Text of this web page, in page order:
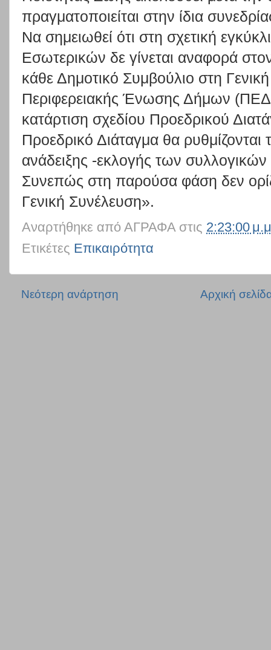
πραγματοποιείται στην ίδια
Να σημειωθεί ότι στη σχετική
Εσωτερικών δε γίνεται αναφορά
κάθε Δημοτικό Συμβούλιο στη
Περιφερειακής Ένωσης Δήμων
κατάρτιση σχεδίου Προεδρικού
Προεδρικό Διάταγμα θα
ανάδειξης -εκλογής των
Συνεπώς στη παρούσα φάση δεν
Γενική Συνέλευση».
Αναρτήθηκε από ΑΓΡΑΦΑ στις 2:23:00
Ετικέτες Επικαιρότητα
Νεότερη ανάρτηση Αρχική